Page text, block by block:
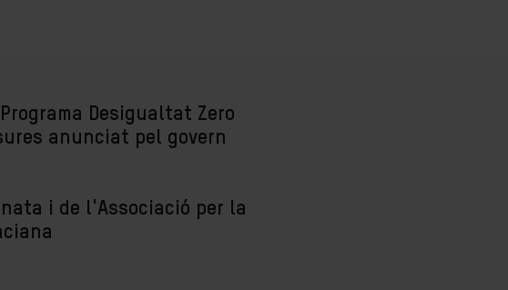
Desigualtat Zero
anunciat pel govern
i de l'Associació per la